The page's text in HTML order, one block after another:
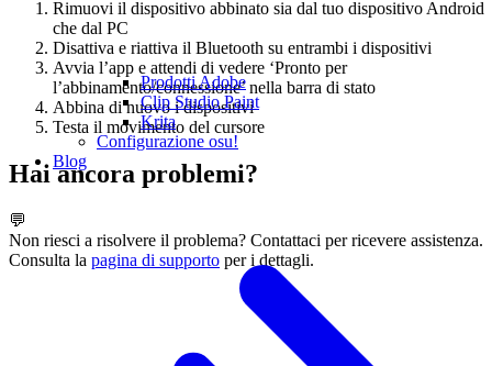
Prodotti Adobe
Clip Studio Paint
Krita
Configurazione osu!
Blog
Rimuovi il dispositivo abbinato sia dal tuo dispositivo Android
che dal PC
Disattiva e riattiva il Bluetooth su entrambi i dispositivi
Avvia l’app e attendi di vedere ‘Pronto per
l’abbinamento/connessione’ nella barra di stato
Abbina di nuovo i dispositivi
Testa il movimento del cursore
Hai ancora problemi?
💬
Non riesci a risolvere il problema? Contattaci per ricevere assistenza.
Consulta la pagina di supporto per i dettagli.